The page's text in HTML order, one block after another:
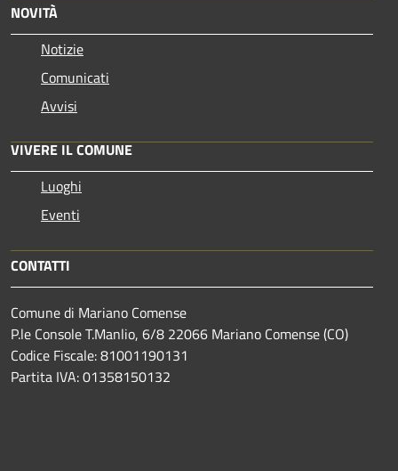
NOVITÀ
Notizie
Comunicati
Avvisi
VIVERE IL COMUNE
Luoghi
Eventi
CONTATTI
Comune di Mariano Comense
P.le Console T.Manlio, 6/8 22066 Mariano Comense (CO)
Codice Fiscale: 81001190131
Partita IVA: 01358150132